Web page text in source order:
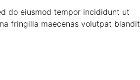
Bundle
do eiusmod tempor incididunt ut
fringilla maecenas volutpat blandit